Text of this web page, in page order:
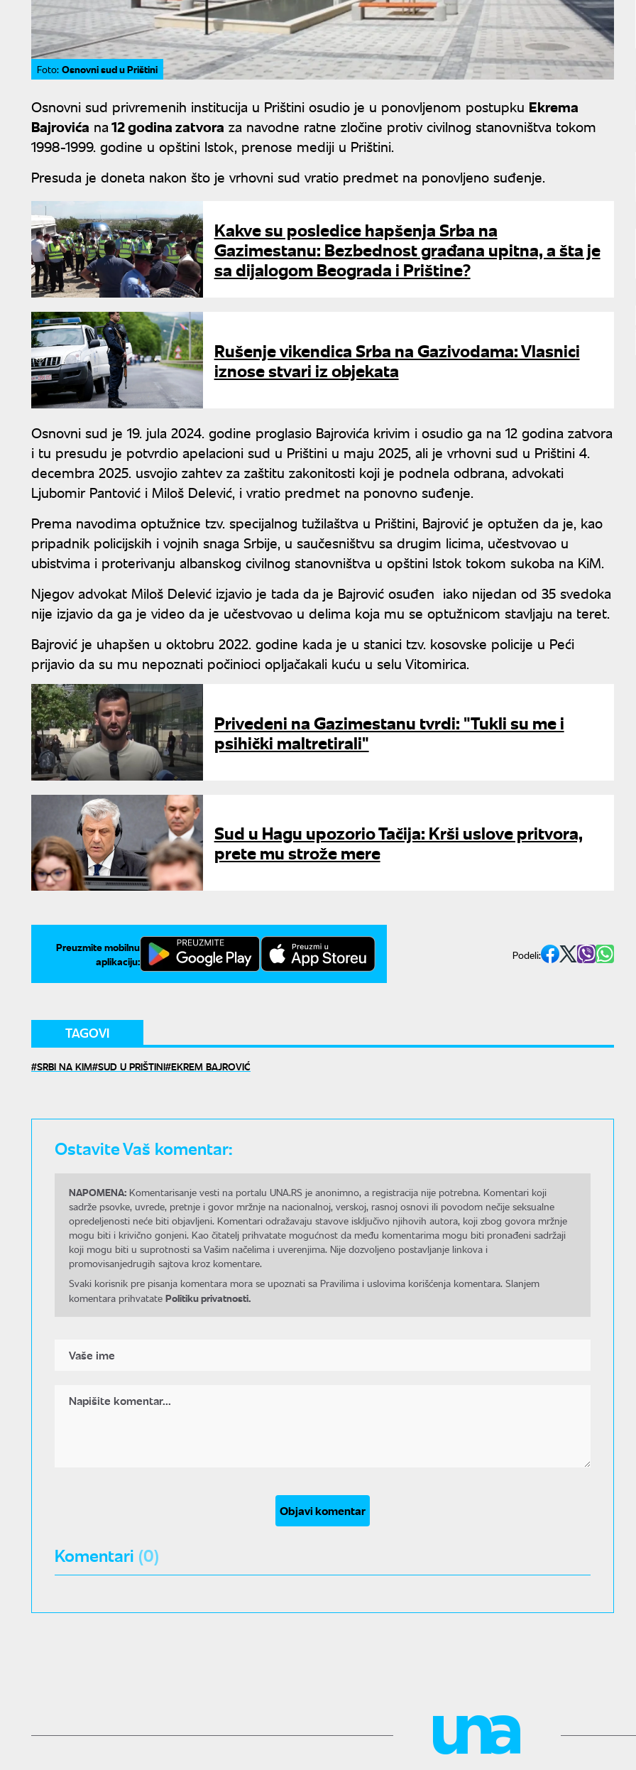
Foto: Osnovni sud u Prištini
Osnovni sud privremenih institucija u Prištini osudio je u ponovljenom postupku Ekrema
Bajrovića na12 godina zatvora za navodne ratne zločine protiv civilnog stanovništva tokom
1998-1999. godine u opštini Istok, prenose mediji u Prištini.
Presuda je doneta nakon što je vrhovni sud vratio predmet na ponovljeno suđenje.
Kakve su posledice hapšenja Srba na
Gazimestanu: Bezbednost građana upitna, a šta je
sa dijalogom Beograda i Prištine?
Rušenje vikendica Srba na Gazivodama: Vlasnici
iznose stvari iz objekata
Osnovni sud je 19. jula 2024. godine proglasio Bajrovića krivim i osudio ga na 12 godina zatvora
i tu presudu je potvrdio apelacioni sud u Prištini u maju 2025, ali je vrhovni sud u Prištini 4.
decembra 2025. usvojio zahtev za zaštitu zakonitosti koji je podnela odbrana, advokati
Ljubomir Pantović i Miloš Delević, i vratio predmet na ponovno suđenje.
Prema navodima optužnice tzv. specijalnog tužilaštva u Prištini, Bajrović je optužen da je, kao
pripadnik policijskih i vojnih snaga Srbije, u saučesništvu sa drugim licima, učestvovao u
ubistvima i proterivanju albanskog civilnog stanovništva u opštini Istok tokom sukoba na KiM.
Njegov advokat Miloš Delević izjavio je tada da je Bajrović osuđen iako nijedan od 35 svedoka
nije izjavio da ga je video da je učestvovao u delima koja mu se optužnicom stavljaju na teret.
Bajrović je uhapšen u oktobru 2022. godine kada je u stanici tzv. kosovske policije u Peći
prijavio da su mu nepoznati počinioci opljačakali kuću u selu Vitomirica.
Privedeni na Gazimestanu tvrdi: "Tukli su me i
psihički maltretirali"
Sud u Hagu upozorio Tačija: Krši uslove pritvora,
prete mu strože mere
Preuzmite mobilnu
aplikaciju:
Podeli:
TAGOVI
SRBI NA KIM SUD U PRIŠTINI EKREM BAJROVIĆ
Ostavite Vaš komentar:
NAPOMENA: Komentarisanje vesti na portalu UNA.RS je anonimno, a registracija nije potrebna. Komentari koji
sadrže psovke, uvrede, pretnje i govor mržnje na nacionalnoj, verskoj, rasnoj osnovi ili povodom nečije seksualne
opredeljenosti neće biti objavljeni. Komentari odražavaju stavove isključivo njihovih autora, koji zbog govora mržnje
mogu biti i krivično gonjeni. Kao čitatelj prihvatate mogućnost da među komentarima mogu biti pronađeni sadržaji
koji mogu biti u suprotnosti sa Vašim načelima i uverenjima. Nije dozvoljeno postavljanje linkova i
promovisanjedrugih sajtova kroz komentare.
Svaki korisnik pre pisanja komentara mora se upoznati sa Pravilima i uslovima korišćenja komentara. Slanjem
komentara prihvatate Politiku privatnosti.
Objavi komentar
Komentari (0)